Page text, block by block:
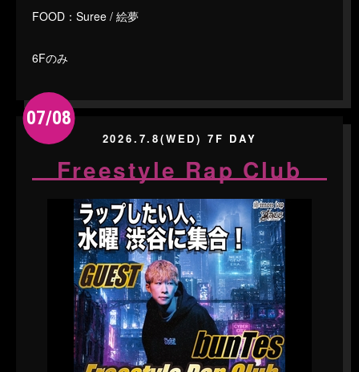
FOOD：Suree / 絵夢
6Fのみ
07/08
2026.7.8(WED) 7F DAY
Freestyle Rap Club